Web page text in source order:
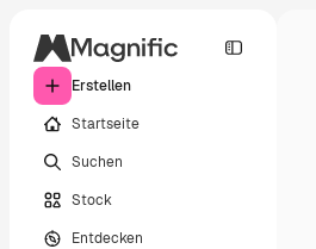
Erstellen
Startseite
Suchen
Stock
Entdecken